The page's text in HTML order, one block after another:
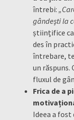
întrebi:
gândești la
științifice
des în
întrebare,
un răspuns.
fluxul de
Frica de a
Ideea a